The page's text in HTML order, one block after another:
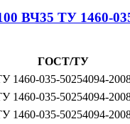
ВЧ35 ТУ 1460-
ГОСТ/ТУ
1460-035-50254094-
1460-035-50254094-
1460-035-50254094-